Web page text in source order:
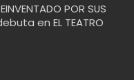
POR SUS
en EL TEATRO